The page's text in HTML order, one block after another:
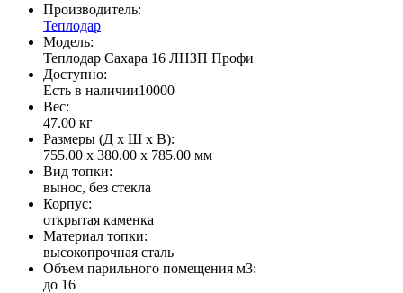
Производитель:
Теплодар
Модель:
Теплодар Сахара 16 ЛНЗП Профи
Доступно:
Есть в наличии10000
Вес:
47.00 кг
Размеры (Д x Ш x В):
755.00 x 380.00 x 785.00 мм
Вид топки:
вынос, без стекла
Корпус:
открытая каменка
Материал топки:
высокопрочная сталь
Объем парильного помещения м3:
до 16